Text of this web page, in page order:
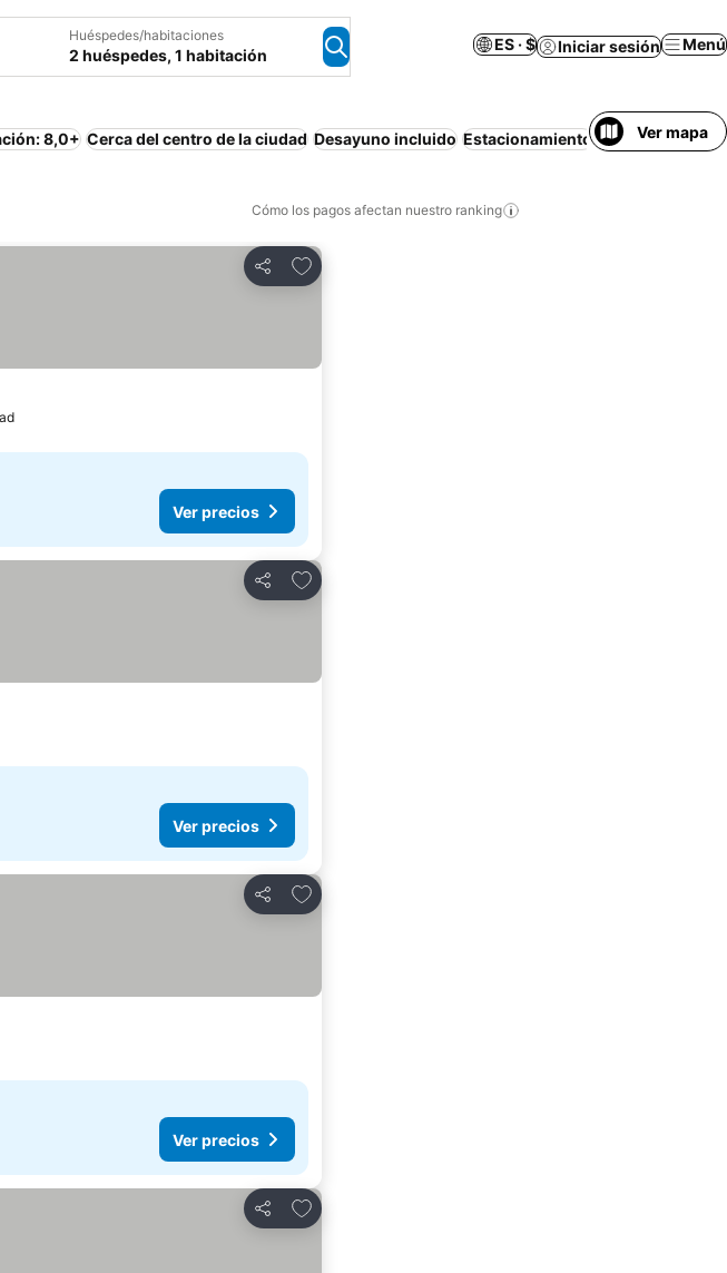
Huéspedes/habitaciones
2 huéspedes, 1 habitación
ES · $ Iniciar sesión Menú
8,0+ Cerca del centro de la ciudad Desayuno incluido Estacionamiento Aire Ver mapa
Cómo los pagos afectan nuestro ranking
Compartir
Agregar a favoritos
Ver precios
Compartir
Agregar a favoritos
Ver precios
Compartir
Agregar a favoritos
Ver precios
Compartir
Agregar a favoritos